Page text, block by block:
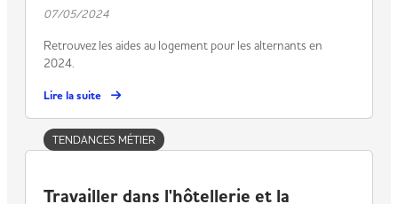
07/05/2024
Retrouvez les aides au logement pour les alternants en
2024.
Lire la suite
TENDANCES MÉTIER
Travailler dans l'hôtellerie et la